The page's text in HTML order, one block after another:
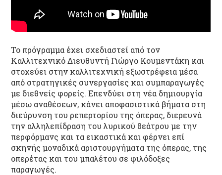
Το πρόγραμμα έχει σχεδιαστεί από τον
Καλλιτεχνικό Διευθυντή Γιώργο Κουμεντάκη και
στοχεύει στην καλλιτεχνική εξωστρέφεια μέσα
από στρατηγικές συνεργασίες και συμπαραγωγές
με διεθνείς φορείς. Επενδύει στη νέα δημιουργία
μέσω αναθέσεων, κάνει αποφασιστικά βήματα στη
διεύρυνση του ρεπερτορίου της όπερας, διερευνά
την αλληλεπίδραση του λυρικού θεάτρου με την
περφόρμανς και τα εικαστικά και φέρνει επί
σκηνής μοναδικά αριστουργήματα της όπερας, της
οπερέτας και του μπαλέτου σε φιλόδοξες
παραγωγές.